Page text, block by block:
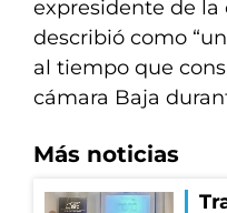
expresidente de la
describió como
al tiempo que
cámara Baja
Más noticias